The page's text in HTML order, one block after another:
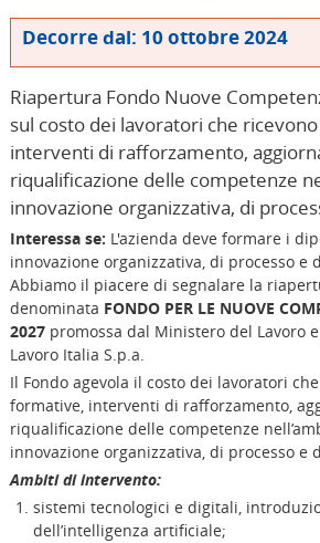
Decorre dal: 10 ottobre 2024
Riapertura Fondo Nuove
sul costo dei lavoratori che
interventi di rafforzamento,
riqualificazione delle competenze
innovazione organizzativa, di
Interessa se: L'azienda deve formare i
innovazione organizzativa, di processo e
Abbiamo il piacere di segnalare la
denominata FONDO PER LE NUOVE
2027promossa dal Ministero del Lavoro
Lavoro Italia S.p.a.
Il Fondo agevola il costo dei lavoratori
formative, interventi di rafforzamento,
riqualificazione delle competenze
innovazione organizzativa, di processo e
Ambiti di intervento:
sistemi tecnologici e digitali,
dell’intelligenza artificiale;